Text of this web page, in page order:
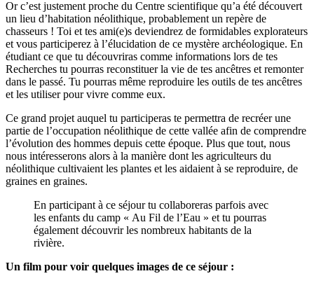
Or c’est justement proche du Centre scientifique qu’a été découvert
un lieu d’habitation néolithique, probablement un repère de
chasseurs ! Toi et tes ami(e)s deviendrez de formidables explorateurs
et vous participerez à l’élucidation de ce mystère archéologique. En
étudiant ce que tu découvriras comme informations lors de tes
Recherches tu pourras reconstituer la vie de tes ancêtres et remonter
dans le passé. Tu pourras même reproduire les outils de tes ancêtres
et les utiliser pour vivre comme eux.
Ce grand projet auquel tu participeras te permettra de recréer une
partie de l’occupation néolithique de cette vallée afin de comprendre
l’évolution des hommes depuis cette époque. Plus que tout, nous
nous intéresserons alors à la manière dont les agriculteurs du
néolithique cultivaient les plantes et les aidaient à se reproduire, de
graines en graines.
En participant à ce séjour tu collaboreras parfois avec
les enfants du camp « Au Fil de l’Eau » et tu pourras
également découvrir les nombreux habitants de la
rivière.
Un film pour voir quelques images de ce séjour :